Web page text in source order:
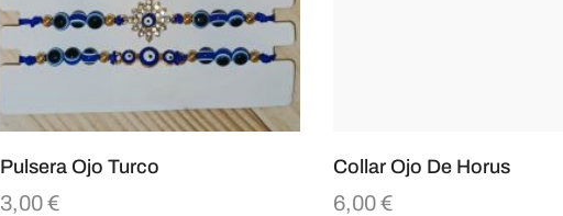
Pulsera Ojo Turco
3,00€
Collar Ojo De Horus
6,00€